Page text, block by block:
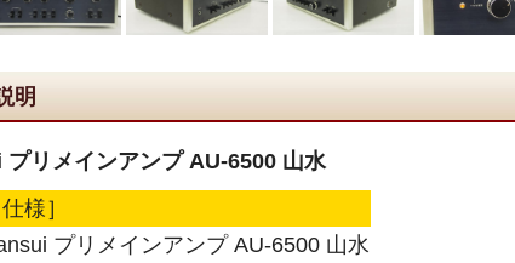
明
リメインアンプ AU-6500 山水
仕様］
プリメインアンプ AU-6500 山水